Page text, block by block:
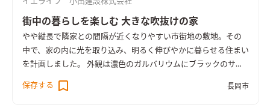
イエライフ 小出建設株式会社
街中の暮らしを楽しむ 大きな吹抜けの家
やや縦長で隣家との間隔が近くなりやすい市街地の敷地。その
中で、家の内に光を取り込み、明るく伸びやかに暮らせる住まい
を計画しました。 外観は濃色のガルバリウムにブラックのサッ
抜けから明るい光が差し込む開放的な空間が広がります。 吹き
保存する 長岡市